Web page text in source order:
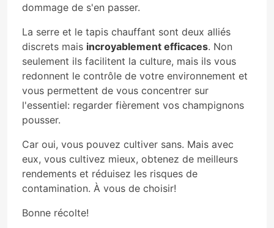
dommage de s'en passer.
La serre et le tapis chauffant sont deux alliés
discrets mais incroyablement efficaces. Non
seulement ils facilitent la culture, mais ils vous
redonnent le contrôle de votre environnement et
vous permettent de vous concentrer sur
l'essentiel: regarder fièrement vos champignons
pousser.
Car oui, vous pouvez cultiver sans. Mais avec
eux, vous cultivez mieux, obtenez de meilleurs
rendements et réduisez les risques de
contamination. À vous de choisir!
Bonne récolte!